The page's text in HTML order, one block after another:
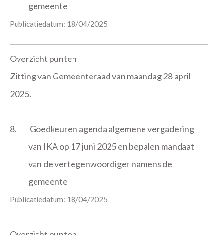
gemeente
Publicatiedatum: 18/04/2025
Overzicht punten
Zitting van Gemeenteraad van maandag 28 april
2025.
8.
Goedkeuren agenda algemene vergadering
van IKA op 17 juni 2025 en bepalen mandaat
van de vertegenwoordiger namens de
gemeente
Publicatiedatum: 18/04/2025